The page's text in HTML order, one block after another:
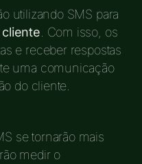
utilizando SMS para
. Com isso, os
e receber respostas
uma comunicação
do cliente.
se tornarão mais
medir o